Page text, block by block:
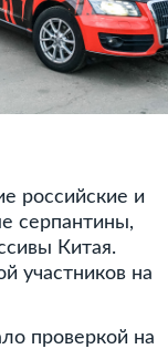
российские и
серпантины,
Китая.
участников на
проверкой на